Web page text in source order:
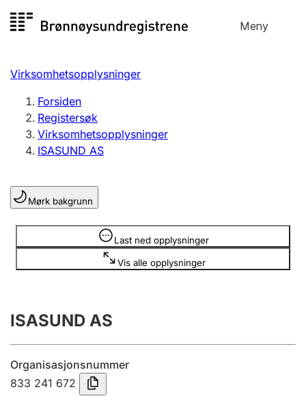
til
Meny
Registersøk
Aksjeselskap
Enkeltpersonforetak
Registrere, endre, slette
Lag og forening
Registrere, endre, slette
Årsregnskap
Innsending og forsinkelsesgebyr
Tinglysing
Virksomhetsopplysninger
Forsiden
Registersøk
Virksomhetsopplysninger
ISASUND AS
Mørk bakgrunn
Last ned opplysninger
Vis alle opplysninger
Opplysninger er skjult
ISASUND AS
Organisasjonsnummer
833 241 672